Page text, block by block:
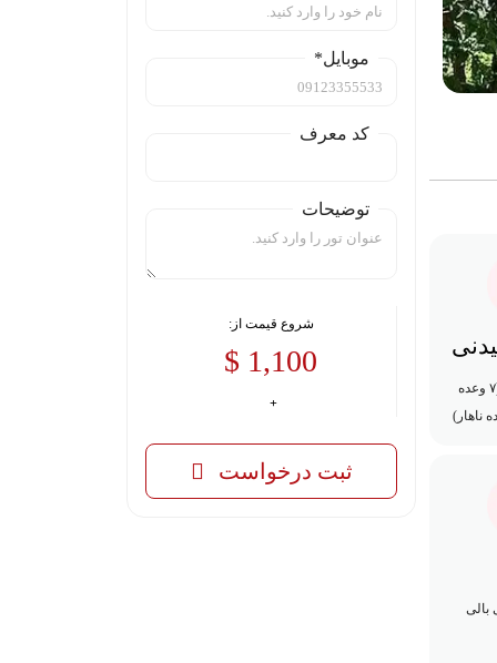
۱۰ وعده غذایی (۷ وعده
ناهار)
بالی
موبایل*
کد معرف
توضیحات
شروع قیمت از:
1,100 $
ثبت درخواست